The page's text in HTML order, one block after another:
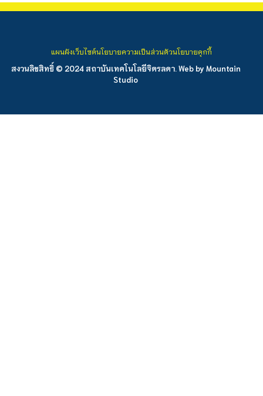
สงวนลิขสิทธิ์ © 2024 สถาบันเทคโนโลยีจิตรลดา. Web by Mountain
Studio
แผนผังเว็บไซต์นโยบายความเป็นส่วนตัวนโยบายคุกกี้